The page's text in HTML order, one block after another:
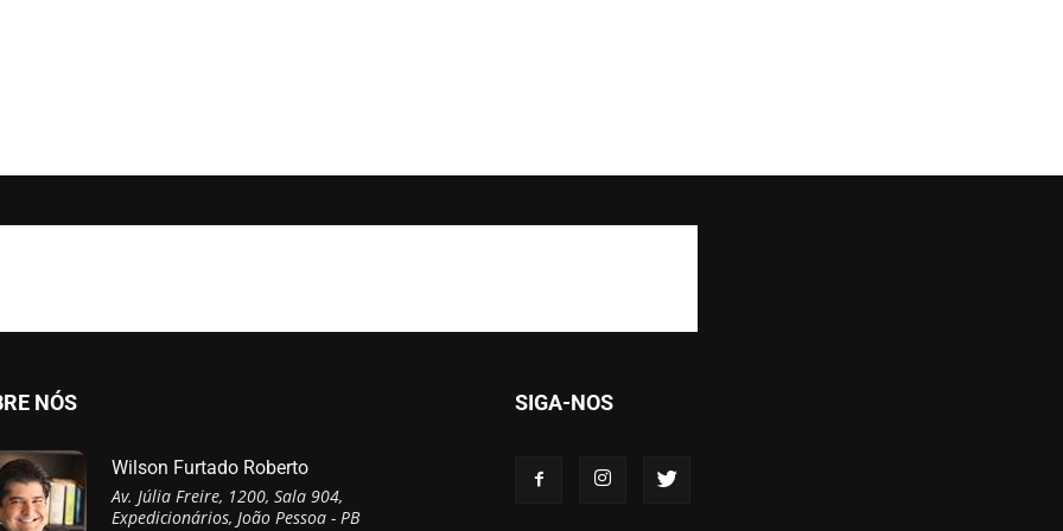
NÓS
Wilson Furtado Roberto
Av. Júlia Freire, 1200, Sala 904,
Expedicionários, João Pessoa - PB
SIGA-NOS